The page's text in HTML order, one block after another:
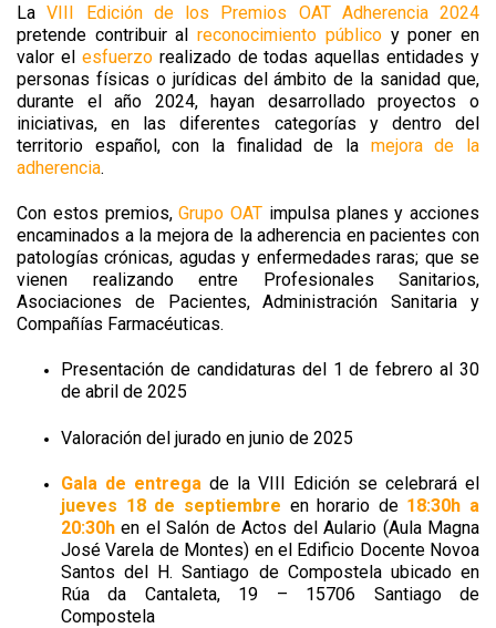
LaVIII Edición de los Premios OAT Adherencia 2024
pretende contribuir alreconocimiento públicoy poner en
valor el esfuerzo realizado de todas aquellas entidades y
personas físicas o jurídicas del ámbito de la sanidad que,
durante el año 2024, hayan desarrollado proyectos o
iniciativas, en las diferentes categorías y dentro del
territorio español, con la finalidad de la mejora de la
adherencia.
Con estos premios,Grupo OAT impulsa planes y acciones
encaminados a la mejora de la adherencia en pacientes con
patologías crónicas, agudas y enfermedades raras; que se
vienen realizando entre Profesionales Sanitarios,
Asociaciones de Pacientes, Administración Sanitaria y
Compañías Farmacéuticas.
Presentación de candidaturas del 1 de febrero al 30
de abril de 2025
Valoración del jurado en junio de 2025
Gala de entrega de la VIII Edición se celebrará el
jueves 18 de septiembre en horario de 18:30h a
20:30h en el Salón de Actos del Aulario (Aula Magna
José Varela de Montes) en el Edificio Docente Novoa
Santos del H. Santiago de Compostela ubicado en
Rúa da Cantaleta, 19 – 15706 Santiago de
Compostela